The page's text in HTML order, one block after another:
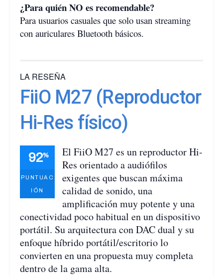
¿Para quién NO es recomendable?
Para usuarios casuales que solo usan streaming
con auriculares Bluetooth básicos.
LA RESEÑA
FiiO M27 (Reproductor
Hi-Res físico)
92%
PUNTUAC
IÓN
El FiiO M27 es un reproductor Hi-
Res orientado a audiófilos
exigentes que buscan máxima
calidad de sonido, una
amplificación muy potente y una
conectividad poco habitual en un dispositivo
portátil. Su arquitectura con DAC dual y su
enfoque híbrido portátil/escritorio lo
convierten en una propuesta muy completa
dentro de la gama alta.